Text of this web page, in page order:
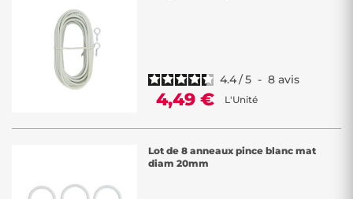
4.4/5 - 8 avis
4,49 € L'Unité
Lot de 8 anneaux pince blanc mat
diam 20mm